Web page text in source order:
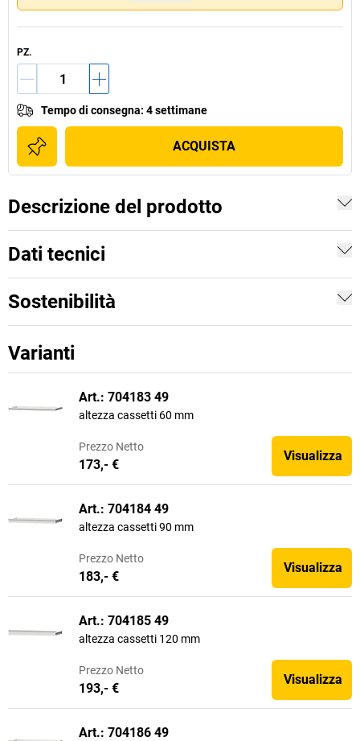
PZ.
Tempo di consegna: 4 settimane
ACQUISTA
Descrizione del prodotto
Dati tecnici
Sostenibilità
Varianti
Art.: 704183 49
altezza cassetti 60 mm
Prezzo Netto
173,- €
Visualizza
Art.: 704184 49
altezza cassetti 90 mm
Prezzo Netto
183,- €
Visualizza
Art.: 704185 49
altezza cassetti 120 mm
Prezzo Netto
193,- €
Visualizza
Art.: 704186 49